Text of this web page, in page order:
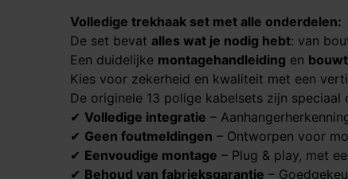
Volledige trekhaak set met alle onderdelen:
De set bevat alles wat je nodig hebt: van
Een duidelijke montagehandleiding en
Kies voor zekerheid en kwaliteit met een
De originele 13 polige kabelsets zijn
✔ Volledige integratie –
✔ Geen foutmeldingen – Ontworpen voor
✔ Eenvoudige montage – Plug & play, met
✔ Behoud van fabrieksgarantie –